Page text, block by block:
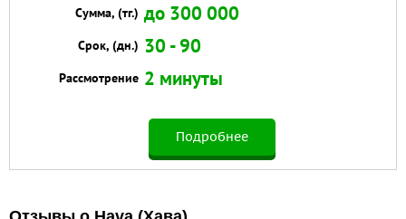
Сумма, (тг.) до 300 000
Срок, (дн.) 30 - 90
Рассмотрение 2 минуты
Подробнее